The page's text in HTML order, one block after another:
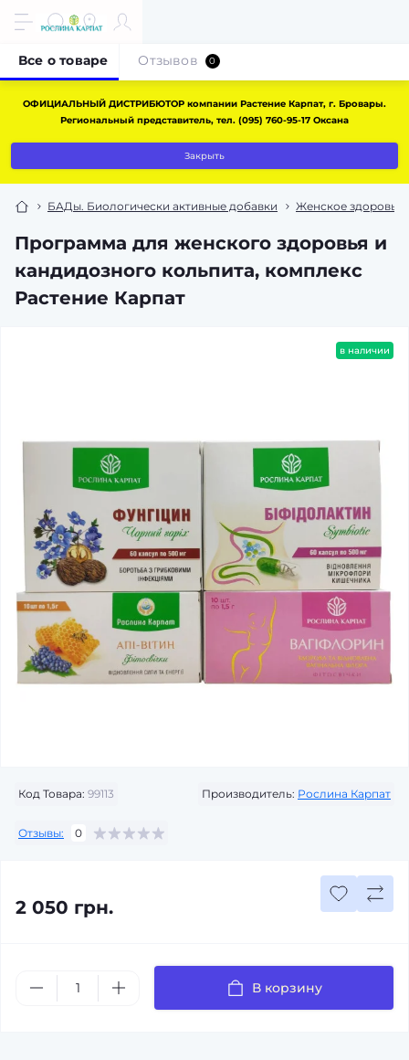
ОФИЦИАЛЬНЫЙ ДИСТРИБЮТОР компании Растение Карпат, г. Бровары.
Региональный представитель, тел. (095) 760-95-17 Оксана
Закрыть
БАДы. Биологически активные добавки Женское здоровье
Программа для женского здоровья и
кандидозного кольпита, комплекс
Растение Карпат
Все о товаре Отзывов 0
в наличии
Код Товара: 99113 Производитель: Рослина Карпат
Отзывы: 0
2 050 грн.
В корзину